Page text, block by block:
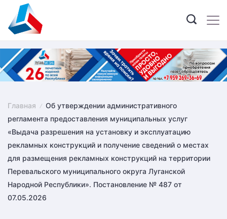
content
Главная
Об утверждении административного
регламента предоставления муниципальных услуг
«Выдача разрешения на установку и эксплуатацию
рекламных конструкций и получение сведений о местах
для размещения рекламных конструкций на территории
Перевальского муниципального округа Луганской
Народной Республики». Постановление № 487 от
07.05.2026